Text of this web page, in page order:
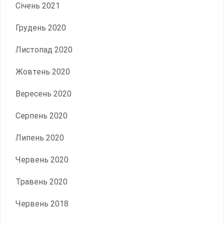
Січень 2021
Грудень 2020
Листопад 2020
Жовтень 2020
Вересень 2020
Серпень 2020
Липень 2020
Червень 2020
Травень 2020
Червень 2018